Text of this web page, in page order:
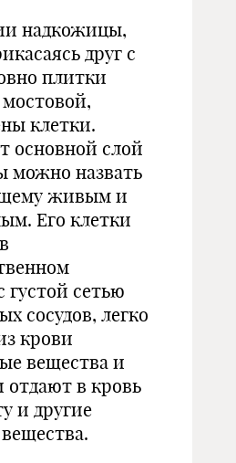
надкожицы,
друг с
плитки
клетки.
основной слой
можно назвать
живым и
Его клетки
густой сетью
сосудов, легко
крови
вещества и
отдают в кровь
и другие